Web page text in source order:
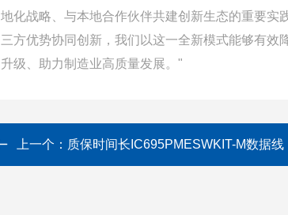
地化战略、与本地合作伙伴共建创新生态的重要
三方优势协同创新，我们以这一全新模式能够有
升级、助力制造业高质量发展。"
上一个： 质保时间长IC695PMESWKIT-M数据线